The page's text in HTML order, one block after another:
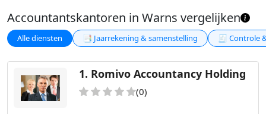
Accountantskantoren in Warns vergelijken
Alle diensten 📑 Jaarrekening & samenstelling 🧾 Controle
1. Romivo Accountancy Holding
(0)